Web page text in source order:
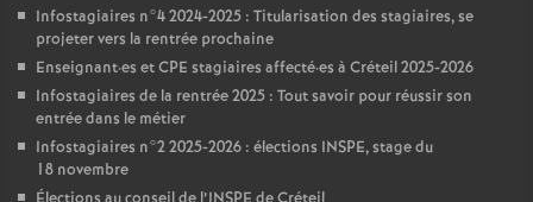
Infostagiaires n°4 2024-2025 : Titularisation des stagiaires, se
projeter vers la rentrée prochaine
Enseignant·es etCPE stagiaires affecté·es à Créteil 2025-2026
Infostagiaires de la rentrée 2025 : Tout savoir pour réussir son
entrée dans le métier
Infostagiaires n°2 2025-2026 : élections INSPE, stage du
18 novembre